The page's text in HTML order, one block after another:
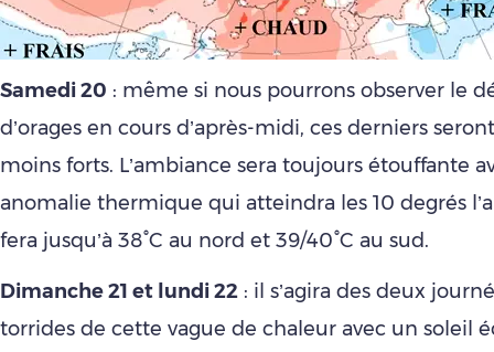
Samedi 20 : même si nous pourrons observer le
d’orages en cours d’après-midi, ces derniers
moins forts. L’ambiance sera toujours étouffante
anomalie thermique qui atteindra les 10 degrés
fera jusqu’à 38°C au nord et 39/40°C au sud.
Dimanche 21 et lundi 22 : il s’agira des deux
torrides de cette vague de chaleur avec un soleil